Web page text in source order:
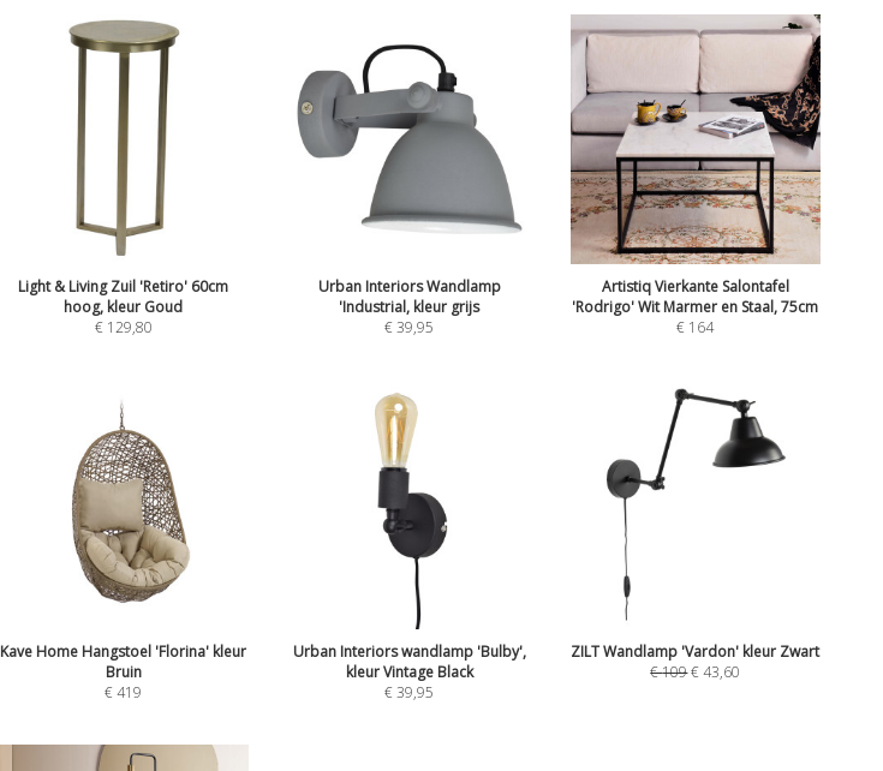
Light & Living Zuil 'Retiro' 60cm
hoog, kleur Goud
€ 129,80
Urban Interiors Wandlamp
'Industrial, kleur grijs
€39,95
Artistiq Vierkante Salontafel
'Rodrigo' Wit Marmer en Staal, 75cm
€ 164
Kave Home Hangstoel 'Florina' kleur
Bruin
€419
Urban Interiors wandlamp 'Bulby',
kleur Vintage Black
€39,95
ZILT Wandlamp 'Vardon' kleur Zwart
€109€43,60